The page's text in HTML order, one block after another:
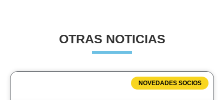
OTRAS NOTICIAS
NOVEDADES SOCIOS